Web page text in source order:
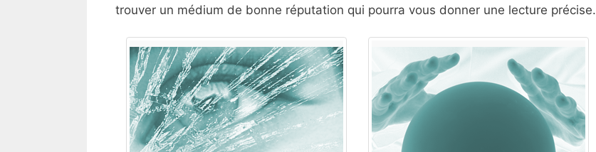
trouver un médium de bonne réputation qui pourra vous donner une lecture précise.